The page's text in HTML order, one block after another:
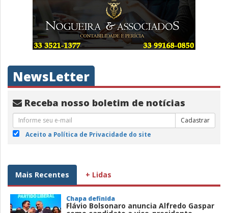
NewsLetter
Receba nosso boletim de notícias
Cadastrar
Aceito a Política de Privacidade do site
Mais Recentes + Lidas
Chapa definida
Flávio Bolsonaro anuncia Alfredo Gaspar